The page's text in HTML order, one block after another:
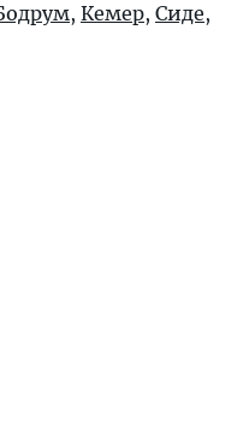
, Кемер, Сиде,